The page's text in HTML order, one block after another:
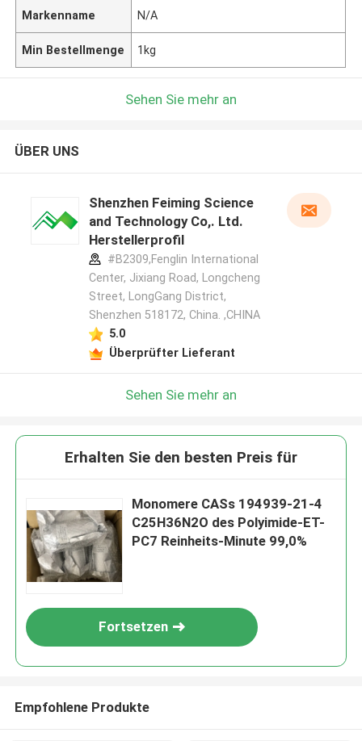
Markenname N/A
Min Bestellmenge 1kg
Sehen Sie mehr an
ÜBER UNS
Shenzhen Feiming Science
and Technology Co,. Ltd.
Herstellerprofil
#B2309,Fenglin International
Center, Jixiang Road, Longcheng
Street, LongGang District,
Shenzhen 518172, China. ,CHINA
5.0
Überprüfter Lieferant
Sehen Sie mehr an
Erhalten Sie den besten Preis für
Monomere CASs 194939-21-4
C25H36N2O des Polyimide-ET-
PC7 Reinheits-Minute 99,0%
Fortsetzen
Empfohlene Produkte